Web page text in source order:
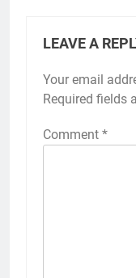
LEAVE A
Your email
Required fields
Comment *